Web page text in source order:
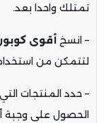
تمتلك واحدا بعد.
– انسخ أقوى
لتتمكن من
– حدد المنتجات
الحصول على وجبة